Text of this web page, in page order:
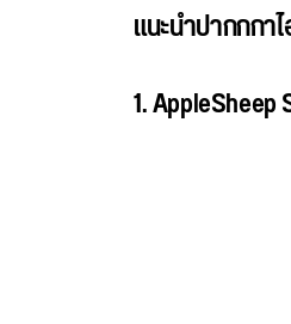
แนะนำปากกกา
1.